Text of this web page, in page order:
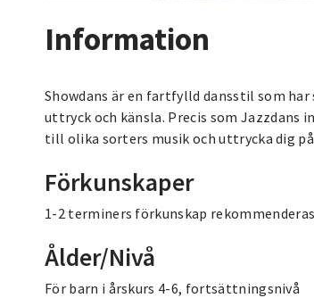
Information
Showdans är en fartfylld dansstil som har
uttryck och känsla. Precis som Jazzdans
till olika sorters musik och uttrycka dig
Förkunskaper
1-2 terminers förkunskap rekommenderas
Ålder/Nivå
För barn i årskurs 4-6, fortsättningsnivå